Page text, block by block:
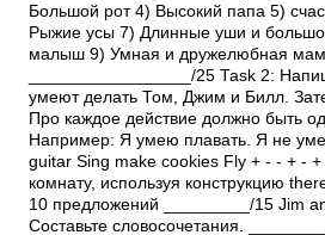
Большой рот 4) Высокий папа 5)
Рыжие усы 7) Длинные уши и
малыш 9) Умная и дружелюбная
_________________/25 Task 2:
умеют делать Том, Джим и Билл.
Про каждое действие должно быть
Например: Я умею плавать. Я не
guitar Sing make cookies Fly + - - + -
комнату, используя конструкцию
10 предложений _________/15 Jim
Составьте словосочетания.